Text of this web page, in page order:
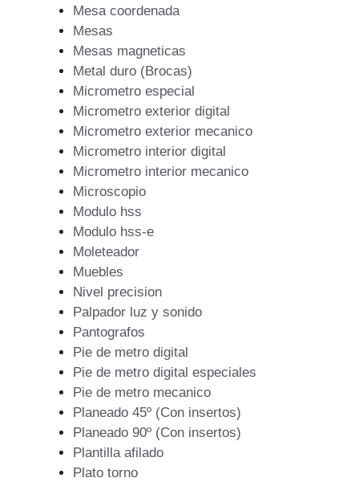
Mesa coordenada
Mesas
Mesas magneticas
Metal duro (Brocas)
Micrometro especial
Micrometro exterior digital
Micrometro exterior mecanico
Micrometro interior digital
Micrometro interior mecanico
Microscopio
Modulo hss
Modulo hss-e
Moleteador
Muebles
Nivel precision
Palpador luz y sonido
Pantografos
Pie de metro digital
Pie de metro digital especiales
Pie de metro mecanico
Planeado 45º (Con insertos)
Planeado 90º (Con insertos)
Plantilla afilado
Plato torno